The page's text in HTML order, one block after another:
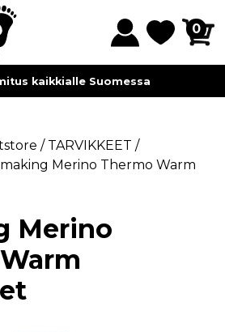
0
kaikkialle Suomessa
/ TARVIKKEET /
Merino Thermo Warm
Merino